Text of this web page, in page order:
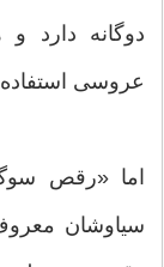
دوگانه
عروسی
اما «رقص
سیاوشان